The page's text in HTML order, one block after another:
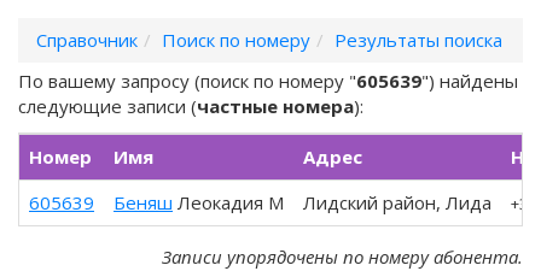
Справочник Поиск по номеру
Результаты поиска
По вашему запросу (поиск по номеру "605639") найдены
следующие записи (частные номера):
Номер Имя Адрес
605639
Беняш Леокадия М Лидский район, Лида
Записи упорядочены по номеру абонента.